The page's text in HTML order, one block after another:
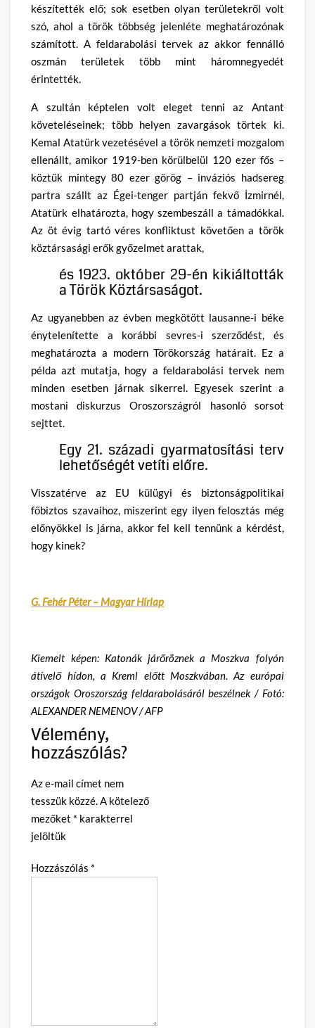
készítették elő; sok esetben olyan területekről volt
szó, ahol a török többség jelenléte meghatározónak
számított. A feldarabolási tervek az akkor fennálló
oszmán területek több mint háromnegyedét
érintették.
A szultán képtelen volt eleget tenni az Antant
követeléseinek; több helyen zavargások törtek ki.
Kemal Atatürk vezetésével a török nemzeti mozgalom
ellenállt, amikor 1919-ben körülbelül 120 ezer fős –
köztük mintegy 80 ezer görög – inváziós hadsereg
partra szállt az Égei-tenger partján fekvő İzmirnél,
Atatürk elhatározta, hogy szembeszáll a támadókkal.
Az öt évig tartó véres konfliktust követően a török
köztársasági erők győzelmet arattak,
és 1923. október 29-én kikiáltották
a Török Köztársaságot.
Az ugyanebben az évben megkötött lausanne-i béke
énytelenítette a korábbi sevres-i szerződést, és
meghatározta a modern Törökország határait. Ez a
példa azt mutatja, hogy a feldarabolási tervek nem
minden esetben járnak sikerrel. Egyesek szerint a
mostani diskurzus Oroszországról hasonló sorsot
sejttet.
Egy 21. századi gyarmatosítási terv
lehetőségét vetíti előre.
Visszatérve az EU külügyi és biztonságpolitikai
főbiztos szavaihoz, miszerint egy ilyen felosztás még
előnyökkel is járna, akkor fel kell tennünk a kérdést,
hogy kinek?
G. Fehér Péter – Magyar Hírlap
Kiemelt képen: Katonák járőröznek a Moszkva folyón
átívelő hídon, a Kreml előtt Moszkvában. Az európai
országok Oroszország feldarabolásáról beszélnek / Fotó:
ALEXANDER NEMENOV / AFP
Vélemény,
hozzászólás?
Az e-mail címet nem
tesszük közzé.A kötelező
mezőket * karakterrel
jelöltük
Hozzászólás *